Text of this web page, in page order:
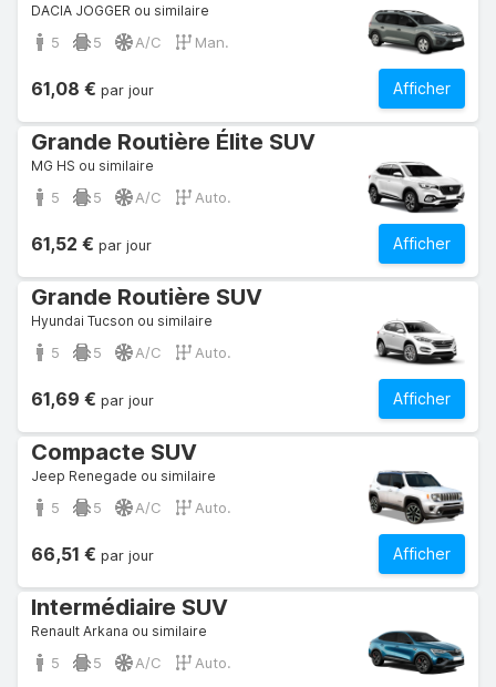
DACIA JOGGER ou similaire
5 5 A/C Man.
Afficher
61,08 € par jour
Grande Routière Élite SUV
MG HS ou similaire
5 5 A/C Auto.
Afficher
61,52 € par jour
Grande Routière SUV
Hyundai Tucson ou similaire
5 5 A/C Auto.
Afficher
61,69 € par jour
Compacte SUV
Jeep Renegade ou similaire
5 5 A/C Auto.
Afficher
66,51 € par jour
Intermédiaire SUV
Renault Arkana ou similaire
5 5 A/C Auto.